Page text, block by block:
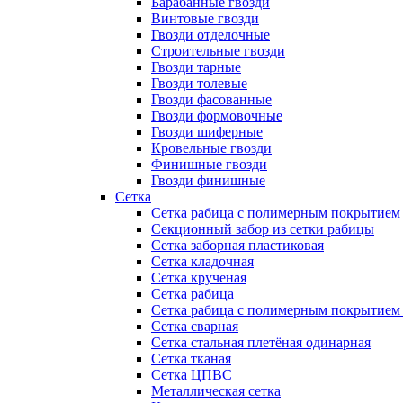
Винтовые гвозди
Гвозди отделочные
Строительные гвозди
Гвозди тарные
Гвозди толевые
Гвозди фасованные
Гвозди формовочные
Гвозди шиферные
Кровельные гвозди
Финишные гвозди
Гвозди финишные
Сетка
Сетка рабица с полимерным покрытием
Секционный забор из сетки рабицы
Сетка заборная пластиковая
Сетка кладочная
Сетка крученая
Сетка рабица
Сетка рабица с полимерным покрытием
Сетка сварная
Сетка стальная плетёная одинарная
Сетка тканая
Сетка ЦПВС
Металлическая сетка